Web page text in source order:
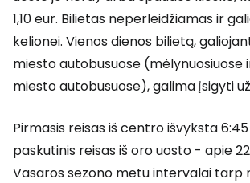
1,10 eur. Bilietas neperleidžiamas ir
kelionei. Vienos dienos bilietą,
miesto autobusuose (mėlynuosiuose
miesto autobusuose), galima įsigyti
Pirmasis reisas iš centro išvyksta
paskutinis reisas iš oro uosto - apie
Vasaros sezono metu intervalai tarp